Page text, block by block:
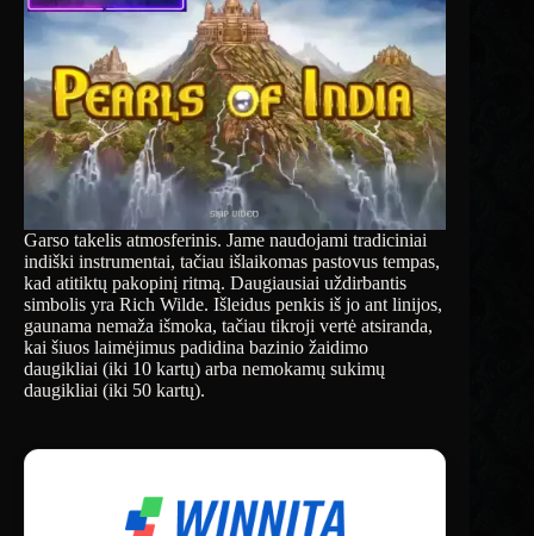
Garso takelis atmosferinis. Jame naudojami tradiciniai
indiški instrumentai, tačiau išlaikomas pastovus tempas,
kad atitiktų pakopinį ritmą. Daugiausiai uždirbantis
simbolis yra Rich Wilde. Išleidus penkis iš jo ant linijos,
gaunama nemaža išmoka, tačiau tikroji vertė atsiranda,
kai šiuos laimėjimus padidina bazinio žaidimo
daugikliai (iki 10 kartų) arba nemokamų sukimų
daugikliai (iki 50 kartų).